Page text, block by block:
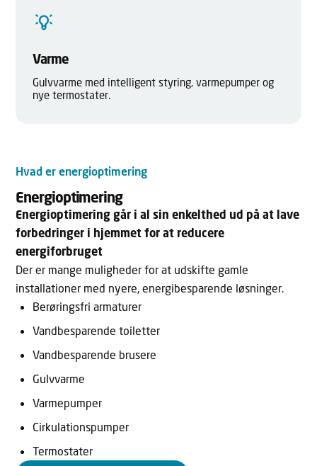
Varme
Gulvvarme med intelligent styring, varmepumper og
nye termostater.
Hvad er energioptimering
Energioptimering
Energioptimering går i al sin enkelthed ud på at lave
forbedringer i hjemmet for at reducere
energiforbruget
Der er mange muligheder for at udskifte gamle
installationer med nyere, energibesparende løsninger.
Berøringsfri armaturer
Vandbesparende toiletter
Vandbesparende brusere
Gulvvarme
Varmepumper
Cirkulationspumper
Termostater